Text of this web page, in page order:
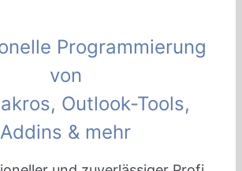
Programmierung
von
Outlook-Tools,
Addins & mehr